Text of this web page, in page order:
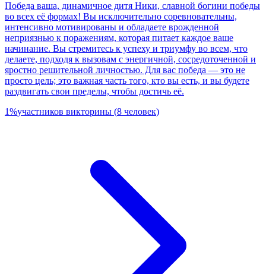
Победа ваша, динамичное дитя Ники, славной богини победы
во всех её формах! Вы исключительно соревновательны,
интенсивно мотивированы и обладаете врожденной
неприязнью к поражениям, которая питает каждое ваше
начинание. Вы стремитесь к успеху и триумфу во всем, что
делаете, подходя к вызовам с энергичной, сосредоточенной и
яростно решительной личностью. Для вас победа — это не
просто цель; это важная часть того, кто вы есть, и вы будете
раздвигать свои пределы, чтобы достичь её.
1%участников викторины (8 человек)